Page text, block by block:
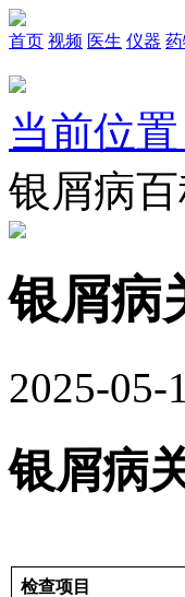
首页 视频 医生 仪器
当前位
银屑病
银屑病
2025-05-
银屑病
检查项目